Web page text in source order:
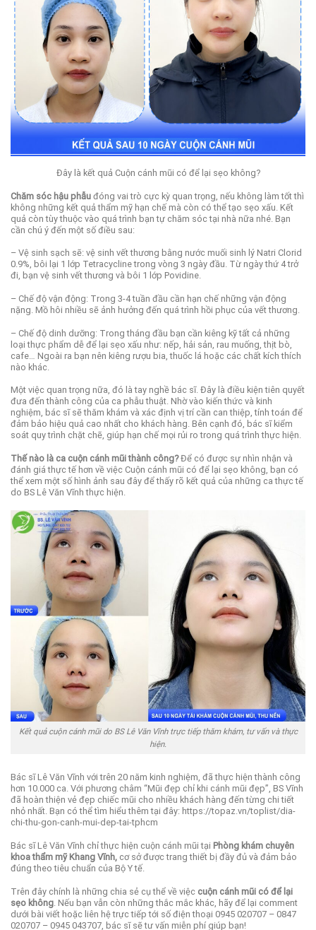
Đây là kết quả Cuộn cánh mũi có để lại sẹo không?
Chăm sóc hậu phẫu đóng vai trò cực kỳ quan trọng, nếu không làm tốt thì
không những kết quả thẩm mỹ hạn chế mà còn có thể tạo sẹo xấu. Kết
quả còn tùy thuộc vào quá trình bạn tự chăm sóc tại nhà nữa nhé. Bạn
cần chú ý đến một số điều sau:
– Vệ sinh sạch sẽ: vệ sinh vết thương bằng nước muối sinh lý Natri Clorid
0.9%, bôi lại 1 lớp Tetracycline trong vòng 3 ngày đầu. Từ ngày thứ 4 trở
đi, bạn vệ sinh vết thương và bôi 1 lớp Povidine.
– Chế độ vận động: Trong 3-4 tuần đầu cần hạn chế những vận động
nặng. Mồ hôi nhiều sẽ ảnh hưởng đến quá trình hồi phục của vết thương.
– Chế độ dinh dưỡng: Trong tháng đầu bạn cần kiêng kỹ tất cả những
loại thực phẩm dễ để lại sẹo xấu như: nếp, hải sản, rau muống, thịt bò,
cafe… Ngoài ra bạn nên kiêng rượu bia, thuốc lá hoặc các chất kích thích
nào khác.
Một việc quan trọng nữa, đó là tay nghề bác sĩ. Đây là điều kiện tiên quyết
đưa đến thành công của ca phẫu thuật. Nhờ vào kiến thức và kinh
nghiệm, bác sĩ sẽ thăm khám và xác định vị trí cần can thiệp, tính toán để
đảm bảo hiệu quả cao nhất cho khách hàng. Bên cạnh đó, bác sĩ kiểm
soát quy trình chặt chẽ, giúp hạn chế mọi rủi ro trong quá trình thực hiện.
Thế nào là ca cuộn cánh mũi thành công?Để có được sự nhìn nhận và
đánh giá thực tế hơn về việc Cuộn cánh mũi có để lại sẹo không, bạn có
thể xem một số hình ảnh sau đây để thấy rõ kết quả của những ca thực tế
do BS Lê Văn Vĩnh thực hiện.
Kết quả cuộn cánh mũi do BS Lê Văn Vĩnh trực tiếp thăm khám, tư vấn và thực
hiện.
Bác sĩ Lê Văn Vĩnh với trên 20 năm kinh nghiệm, đã thực hiện thành công
hơn 10.000 ca. Với phương châm “Mũi đẹp chỉ khi cánh mũi đẹp”, BS Vĩnh
đã hoàn thiện vẻ đẹp chiếc mũi cho nhiều khách hàng đến từng chi tiết
nhỏ nhất. Bạn có thể tìm hiểu thêm tại đây: https://topaz.vn/toplist/dia-
chi-thu-gon-canh-mui-dep-tai-tphcm
Bác sĩ Lê Văn Vĩnh chỉ thực hiện cuộn cánh mũi tại Phòng khám chuyên
khoa thẩm mỹ Khang Vĩnh, cơ sở được trang thiết bị đầy đủ và đảm bảo
đúng theo tiêu chuẩn của Bộ Y tế.
Trên đây chính là những chia sẻ cụ thể về việc cuộn cánh mũi có để lại
sẹo không . Nếu bạn vẫn còn những thắc mắc khác, hãy để lại comment
dưới bài viết hoặc liên hệ trực tiếp tới số điện thoại 0945 020707 – 0847
020707 – 0945 043707, bác sĩ sẽ tư vấn miễn phí giúp bạn!